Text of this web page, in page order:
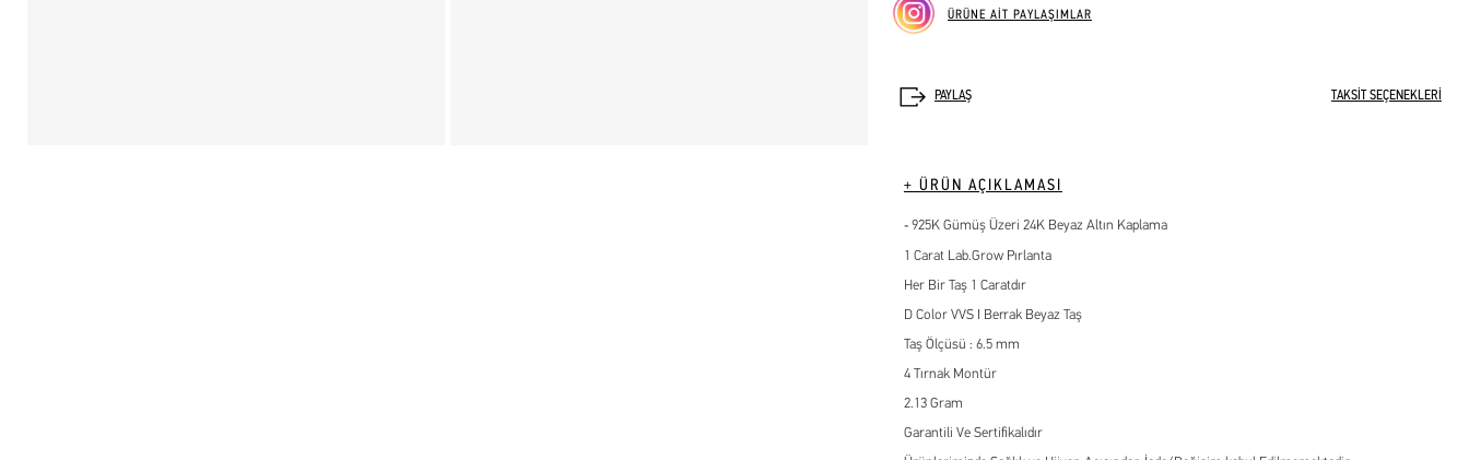
ÜRÜNE AİT PAYLAŞIMLAR
TAKSİT SEÇENEKLERİ
+ ÜRÜN AÇIKLAMASI
925K Gümüş Üzeri 24K Beyaz Altın Kaplama
1 Carat Lab.Grow Pırlanta
Her Bir Taş 1 Caratdır
D Color VVS I Berrak Beyaz Taş
Taş Ölçüsü : 6.5 mm
4 Tırnak Montür
2.13 Gram
Garantili Ve Sertifikalıdır